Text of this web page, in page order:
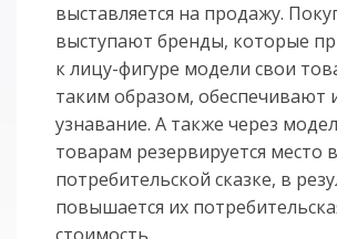
выставляется на продажу.
выступают бренды, которые
к лицу-фигуре модели свои
таким образом, обеспечивают
узнавание. А также через
товарам резервируется место в
потребительской сказке, в
повышается их